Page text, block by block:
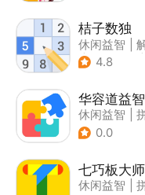
桔子数独
休闲益智
| 学习教育
4.8
华容道益
休闲益智
0.0
七巧板大师
休闲益智